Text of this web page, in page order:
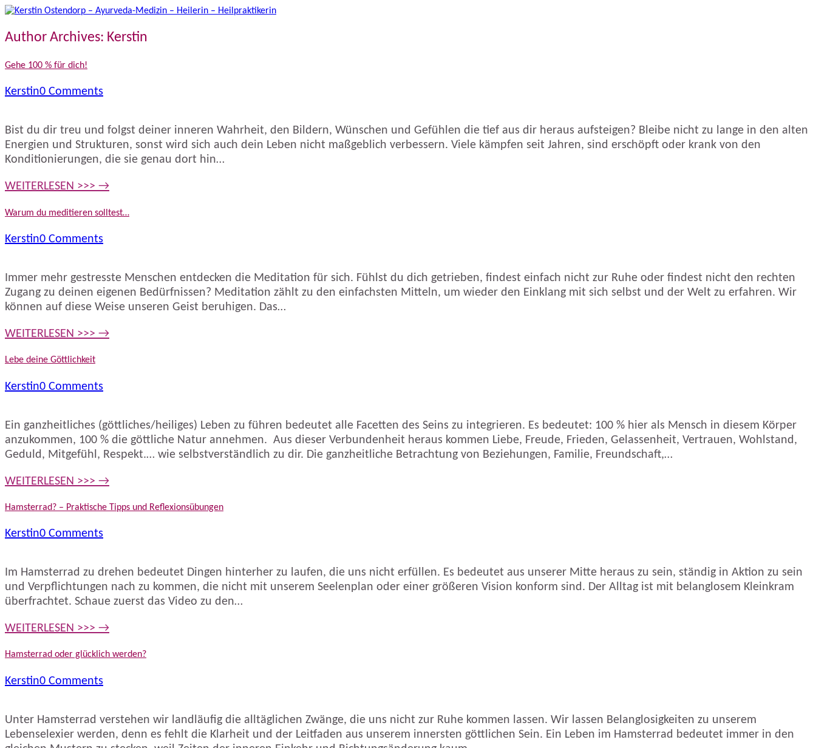
Author Archives: Kerstin
Gehe 100 % für dich!
Kerstin0 Comments
Bist du dir treu und folgst deiner inneren Wahrheit, den Bildern, Wünschen und Gefühlen die tief aus dir heraus aufsteigen? Bleibe nicht zu lange in den alten
Energien und Strukturen, sonst wird sich auch dein Leben nicht maßgeblich verbessern. Viele kämpfen seit Jahren, sind erschöpft oder krank von den
Konditionierungen, die sie genau dort hin…
WEITERLESEN >>> →
Warum du meditieren solltest…
Kerstin0 Comments
Immer mehr gestresste Menschen entdecken die Meditation für sich. Fühlst du dich getrieben, findest einfach nicht zur Ruhe oder findest nicht den rechten
Zugang zu deinen eigenen Bedürfnissen? Meditation zählt zu den einfachsten Mitteln, um wieder den Einklang mit sich selbst und der Welt zu erfahren. Wir
können auf diese Weise unseren Geist beruhigen. Das…
WEITERLESEN >>> →
Lebe deine Göttlichkeit
Kerstin0 Comments
Ein ganzheitliches (göttliches/heiliges) Leben zu führen bedeutet alle Facetten des Seins zu integrieren. Es bedeutet: 100 % hier als Mensch in diesem Körper
anzukommen, 100 % die göttliche Natur annehmen. Aus dieser Verbundenheit heraus kommen Liebe, Freude, Frieden, Gelassenheit, Vertrauen, Wohlstand,
Geduld, Mitgefühl, Respekt.… wie selbstverständlich zu dir. Die ganzheitliche Betrachtung von Beziehungen, Familie, Freundschaft,…
WEITERLESEN >>> →
Hamsterrad? – Praktische Tipps und Reflexionsübungen
Kerstin0 Comments
Im Hamsterrad zu drehen bedeutet Dingen hinterher zu laufen, die uns nicht erfüllen. Es bedeutet aus unserer Mitte heraus zu sein, ständig in Aktion zu sein
und Verpflichtungen nach zu kommen, die nicht mit unserem Seelenplan oder einer größeren Vision konform sind. Der Alltag ist mit belanglosem Kleinkram
überfrachtet. Schaue zuerst das Video zu den…
WEITERLESEN >>> →
Hamsterrad oder glücklich werden?
Kerstin0 Comments
Unter Hamsterrad verstehen wir landläufig die alltäglichen Zwänge, die uns nicht zur Ruhe kommen lassen. Wir lassen Belanglosigkeiten zu unserem
Lebenselexier werden, denn es fehlt die Klarheit und der Leitfaden aus unserem innersten göttlichen Sein. Ein Leben im Hamsterrad bedeutet immer in den